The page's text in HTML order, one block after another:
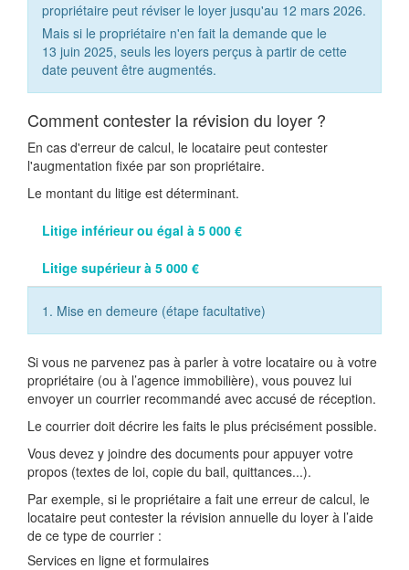
propriétaire peut réviser le loyer jusqu'au 12 mars 2026.
Mais si le propriétaire n'en fait la demande que le
13 juin 2025, seuls les loyers perçus à partir de cette
date peuvent être augmentés.
Comment contester la révision du loyer ?
En cas d'erreur de calcul, le locataire peut contester
l'augmentation fixée par son propriétaire.
Le montant du litige est déterminant.
Litige inférieur ou égal à 5 000 €
Litige supérieur à 5 000 €
1. Mise en demeure (étape facultative)
Si vous ne parvenez pas à parler à votre locataire ou à votre
propriétaire (ou à l’agence immobilière), vous pouvez lui
envoyer un courrier recommandé avec accusé de réception.
Le courrier doit décrire les faits le plus précisément possible.
Vous devez y joindre des documents pour appuyer votre
propos (textes de loi, copie du bail, quittances...).
Par exemple, si le propriétaire a fait une erreur de calcul, le
locataire peut contester la révision annuelle du loyer à l’aide
de ce type de courrier :
Services en ligne et formulaires